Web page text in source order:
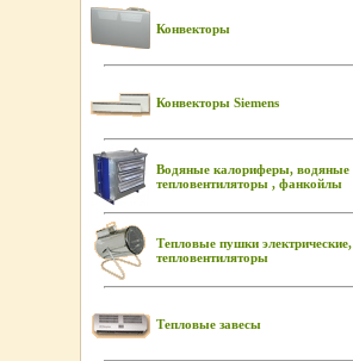
Конвекторы
Конвекторы Siemens
Водяные калориферы, водяные
тепловентиляторы , фанкойлы
Тепловые пушки электрические,
тепловентиляторы
Тепловые завесы